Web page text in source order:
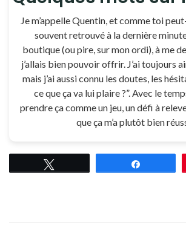
Je m’appelle Quentin, et comme toi
souvent retrouvé à la dernière
boutique (ou pire, sur mon ordi), à me
j’allais bien pouvoir offrir. J’ai toujours
mais j’ai aussi connu les doutes, les
ce que ça va lui plaire ?”. Avec le
prendre ça comme un jeu, un défi à
que ça m’a plutôt bien